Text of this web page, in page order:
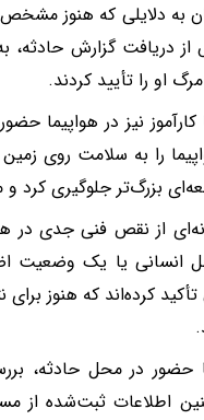
به دلایلی که هنوز
دریافت گزارش حادثه،
او را تأیید کردند.
نیز در هواپیما
را به سلامت روی زمین
بزرگ‌تر جلوگیری کرد
از نقص فنی جدی در
انسانی یا یک وضعیت
کرده‌اند که هنوز
حضور در محل حادثه،
اطلاعات ثبت‌شده از